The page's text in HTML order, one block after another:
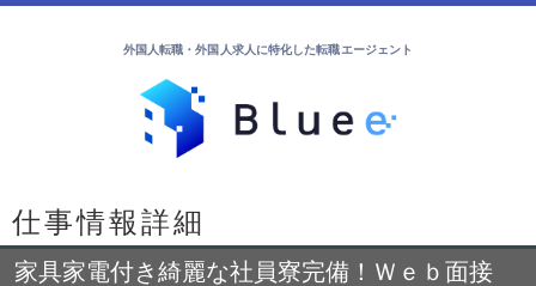
外国人転職・外国人求人に特化した転職エージェント
仕事情報詳細
家具家電付き綺麗な社員寮完備！Ｗｅｂ面接